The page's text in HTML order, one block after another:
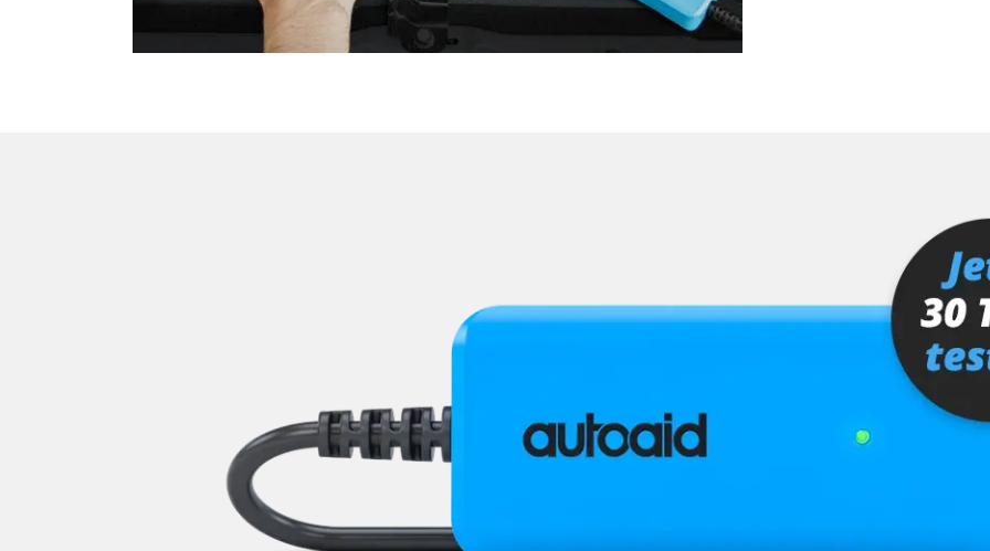
Niveauregulierung
Radio
Spurwechselassistent
Stand-/Zusatzheizung
Start Authentifikation
Telefon-/Notruf-System